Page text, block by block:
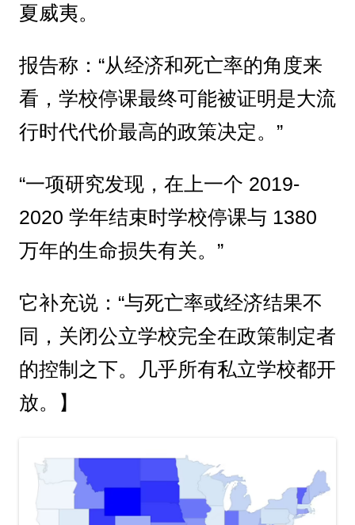
夏威夷。
报告称：“从经济和死亡率的角度来
看，学校停课最终可能被证明是大流
行时代代价最高的政策决定。”
“一项研究发现，在上一个 2019-
2020 学年结束时学校停课与 1380
万年的生命损失有关。”
它补充说：“与死亡率或经济结果不
同，关闭公立学校完全在政策制定者
的控制之下。几乎所有私立学校都开
放。】